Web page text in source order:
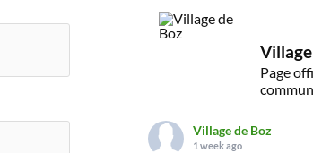
Page
Village de Boz
1 week ago